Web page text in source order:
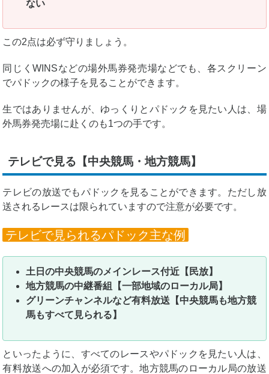
ない
この2点は必ず守りましょう。
同じくWINSなどの場外馬券発売場などでも、各スクリーン
でパドックの様子を見ることができます。
生ではありませんが、ゆっくりとパドックを見たい人は、場
外馬券発売場に赴くのも1つの手です。
テレビで見る【中央競馬・地方競馬】
テレビの放送でもパドックを見ることができます。ただし放
送されるレースは限られていますので注意が必要です。
テレビで見られるパドック主な例
土日の中央競馬のメインレース付近【民放】
地方競馬の中継番組【一部地域のローカル局】
グリーンチャンネルなど有料放送【中央競馬も地方競
馬もすべて見られる】
といったように、すべてのレースやパドックを見たい人は、
有料放送への加入が必須です。地方競馬のローカル局の放送